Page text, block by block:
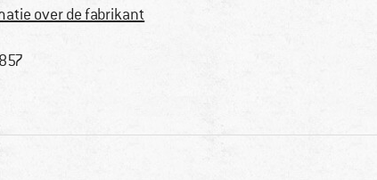
over de fabrikant